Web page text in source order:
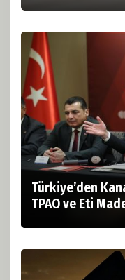
Türkiye’den
TPAO ve Eti